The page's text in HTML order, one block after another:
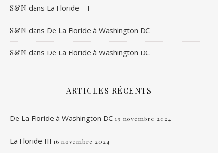
S&N dans La Floride – I
S&N dans De La Floride à Washington DC
S&N dans De La Floride à Washington DC
ARTICLES RÉCENTS
De La Floride à Washington DC 19 novembre 2024
La Floride III 16 novembre 2024